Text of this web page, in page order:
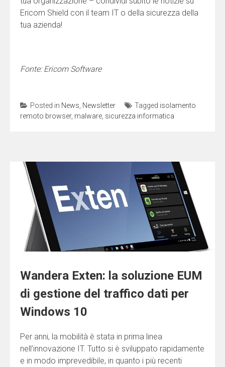
Ericom Shield con il team IT o della sicurezza della
tua azienda!
Fonte: Ericom Software
Posted in News, Newsletter Tagged isolamento
remoto browser, malware, sicurezza informatica
Wandera Exten: la soluzione EUM
di gestione del traffico dati per
Windows 10
Per anni, la mobilità è stata in prima linea
nell’innovazione IT. Tutto si è sviluppato rapidamente
e in modo imprevedibile, in quanto i più recenti